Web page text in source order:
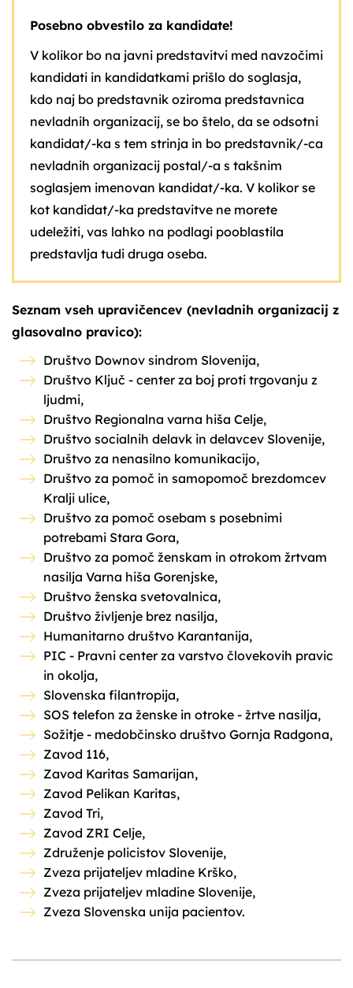
Posebno obvestilo za kandidate!
V kolikor bo na javni predstavitvi med navzočimi
kandidati in kandidatkami prišlo do soglasja,
kdo naj bo predstavnik oziroma predstavnica
nevladnih organizacij, se bo štelo, da se odsotni
kandidat/-ka s tem strinja in bo predstavnik/-ca
nevladnih organizacij postal/-a s takšnim
soglasjem imenovan kandidat/-ka. V kolikor se
kot kandidat/-ka predstavitve ne morete
udeležiti, vas lahko na podlagi pooblastila
predstavlja tudi druga oseba.
Seznam vseh upravičencev (nevladnih organizacij z
glasovalno pravico):
Društvo Downov sindrom Slovenija,
Društvo Ključ - center za boj proti trgovanju z
ljudmi,
Društvo Regionalna varna hiša Celje,
Društvo socialnih delavk in delavcev Slovenije,
Društvo za nenasilno komunikacijo,
Društvo za pomoč in samopomoč brezdomcev
Kralji ulice,
Društvo za pomoč osebam s posebnimi
potrebami Stara Gora,
Društvo za pomoč ženskam in otrokom žrtvam
nasilja Varna hiša Gorenjske,
Društvo ženska svetovalnica,
Društvo življenje brez nasilja,
Humanitarno društvo Karantanija,
PIC - Pravni center za varstvo človekovih pravic
in okolja,
Slovenska filantropija,
SOS telefon za ženske in otroke - žrtve nasilja,
Sožitje - medobčinsko društvo Gornja Radgona,
Zavod 116,
Zavod Karitas Samarijan,
Zavod Pelikan Karitas,
Zavod Tri,
Zavod ZRI Celje,
Združenje policistov Slovenije,
Zveza prijateljev mladine Krško,
Zveza prijateljev mladine Slovenije,
Zveza Slovenska unija pacientov.